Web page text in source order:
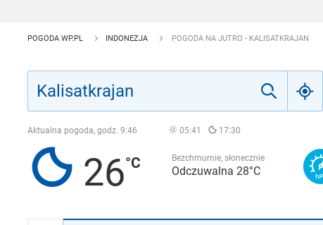
POGODA WP.PL INDONEZJA POGODA NA JUTRO - KALISATKRAJAN
Aktualna pogoda, godz. 9:46 05:41 17:30
26 Bezchmurnie, słonecznie
Odczuwalna 28°C